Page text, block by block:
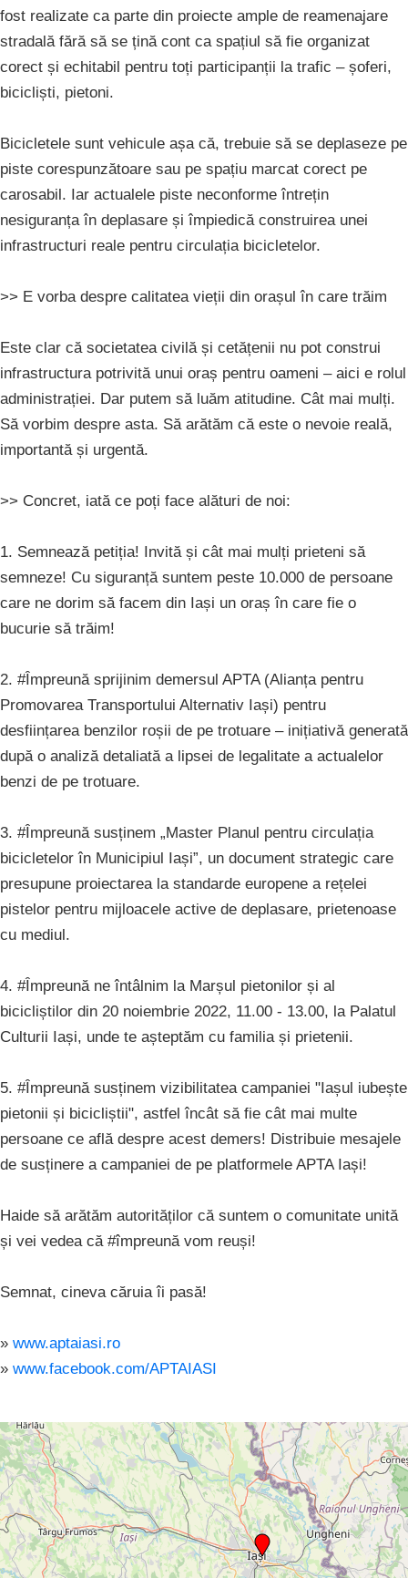
fost realizate ca parte din proiecte ample de reamenajare
stradală fără să se țină cont ca spațiul să fie organizat
corect și echitabil pentru toți participanții la trafic – șoferi,
bicicliști, pietoni.
Bicicletele sunt vehicule așa că, trebuie să se deplaseze pe
piste corespunzătoare sau pe spațiu marcat corect pe
carosabil. Iar actualele piste neconforme întrețin
nesiguranța în deplasare și împiedică construirea unei
infrastructuri reale pentru circulația bicicletelor.
>> E vorba despre calitatea vieții din orașul în care trăim
Este clar că societatea civilă și cetățenii nu pot construi
infrastructura potrivită unui oraș pentru oameni – aici e rolul
administrației. Dar putem să luăm atitudine. Cât mai mulți.
Să vorbim despre asta. Să arătăm că este o nevoie reală,
importantă și urgentă.
>> Concret, iată ce poți face alături de noi:
1. Semnează petiția! Invită și cât mai mulți prieteni să
semneze! Cu siguranță suntem peste 10.000 de persoane
care ne dorim să facem din Iași un oraș în care fie o
bucurie să trăim!
2. #Împreună sprijinim demersul APTA (Alianța pentru
Promovarea Transportului Alternativ Iași) pentru
desființarea benzilor roșii de pe trotuare – inițiativă generată
după o analiză detaliată a lipsei de legalitate a actualelor
benzi de pe trotuare.
3. #Împreună susținem „Master Planul pentru circulația
bicicletelor în Municipiul Iași”, un document strategic care
presupune proiectarea la standarde europene a rețelei
pistelor pentru mijloacele active de deplasare, prietenoase
cu mediul.
4. #Împreună ne întâlnim la Marșul pietonilor și al
bicicliștilor din 20 noiembrie 2022, 11.00 - 13.00, la Palatul
Culturii Iași, unde te așteptăm cu familia și prietenii.
5. #Împreună susținem vizibilitatea campaniei "Iașul iubește
pietonii și bicicliștii", astfel încât să fie cât mai multe
persoane ce află despre acest demers! Distribuie mesajele
de susținere a campaniei de pe platformele APTA Iași!
Haide să arătăm autorităților că suntem o comunitate unită
și vei vedea că #împreună vom reuși!
Semnat, cineva căruia îi pasă!
» www.aptaiasi.ro
» www.facebook.com/APTAIASI